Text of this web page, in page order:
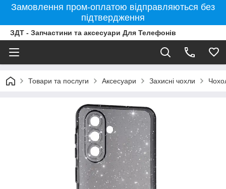
Замовлення пром-оплатою відправляються без
підтвердження
ЗДТ - Запчастини та аксесуари Для Телефонів
Товари та послуги Аксесуари Захисні чохли